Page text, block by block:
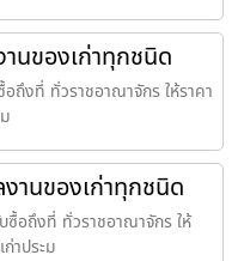
นของเก่าทุกชนิด
ถึงที่ ทั่วราชอาณาจักร ให้ราคา
านของเก่าทุกชนิด
ซื้อถึงที่ ทั่วราชอาณาจักร ให้
าประม